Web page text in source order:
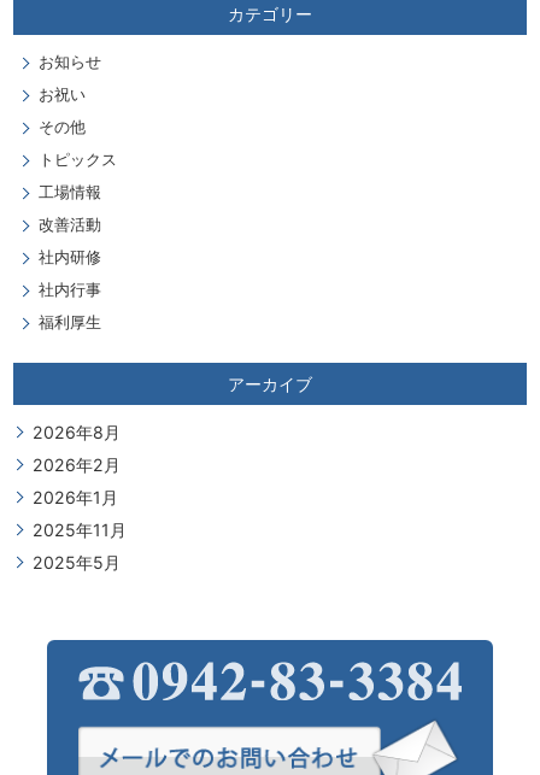
カテゴリー
お知らせ
お祝い
その他
トピックス
工場情報
改善活動
社内研修
社内行事
福利厚生
アーカイブ
2026年8月
2026年2月
2026年1月
2025年11月
2025年5月